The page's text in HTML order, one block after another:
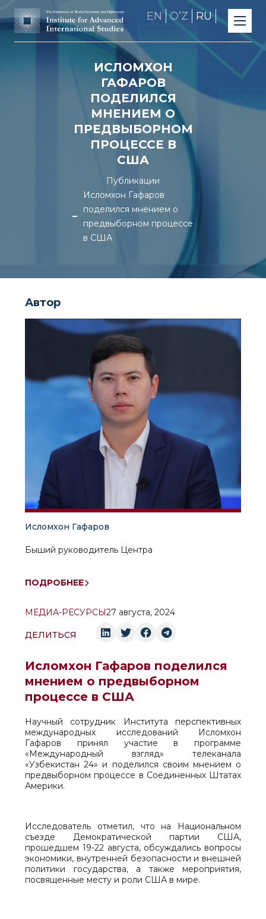
EN OʼZ RU
ИСЛОМХОН
ГАФАРОВ
ПОДЕЛИЛСЯ
МНЕНИЕМ О
ПРЕДВЫБОРНОМ
ПРОЦЕССЕ В
США
Публикации
Исломхон Гафаров
поделился мнением о
предвыборном процессе
в США
Автор
Исломхон Гафаров
Быший руководитель Центра
ПОДРОБНЕЕ
МЕДИА-РЕСУРСЫ27 августа, 2024
ДЕЛИТЬСЯ
Исломхон Гафаров поделился
мнением о предвыборном
процессе в США
Научный сотрудник Института перспективных
международных исследований Исломхон
Гафаров принял участие в программе
«Международный взгляд» телеканала
«Узбекистан 24» и поделился своим мнением о
предвыборном процессе в Соединенных Штатах
Америки.
Исследователь отметил, что на Национальном
съезде Демократической партии США,
прошедшем 19-22 августа, обсуждались вопросы
экономики, внутренней безопасности и внешней
политики государства, а также мероприятия,
посвященные месту и роли США в мире.